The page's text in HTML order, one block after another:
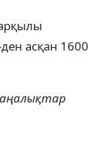
асқан 1600